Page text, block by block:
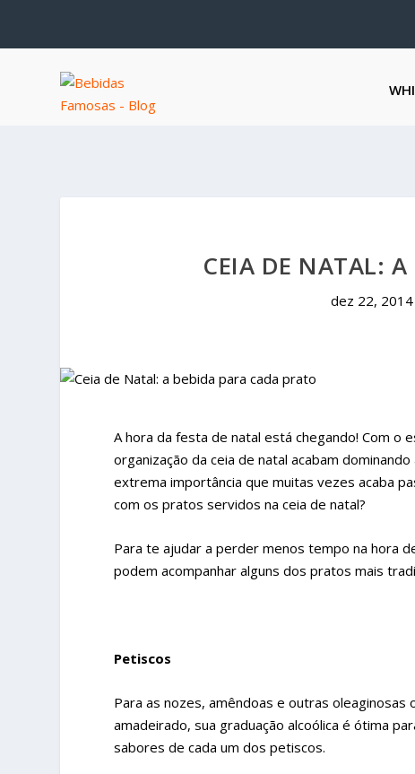
CEIA DE NATAL: A
dez 22, 2014
A hora da festa de natal está chegando! Com
organização da ceia de natal acabam
extrema importância que muitas vezes acaba
com os pratos servidos na ceia de natal?
Para te ajudar a perder menos tempo na hora
podem acompanhar alguns dos pratos mais
Petiscos
Para as nozes, amêndoas e outras oleaginosas
amadeirado, sua graduação alcoólica é ótima
sabores de cada um dos petiscos.